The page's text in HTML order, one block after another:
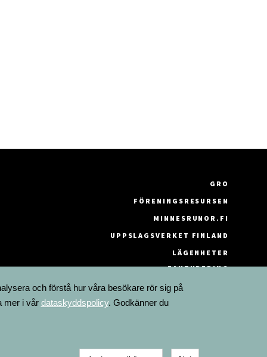
GRO
FÖRENINGSRESURSEN
MINNESRUNOR.FI
UPPSLAGSVERKET FINLAND
LÄGENHETER
FAKTURERING
och förstå hur våra besökare rör sig på
mer i vår dataskyddspolicy. Godkänner du